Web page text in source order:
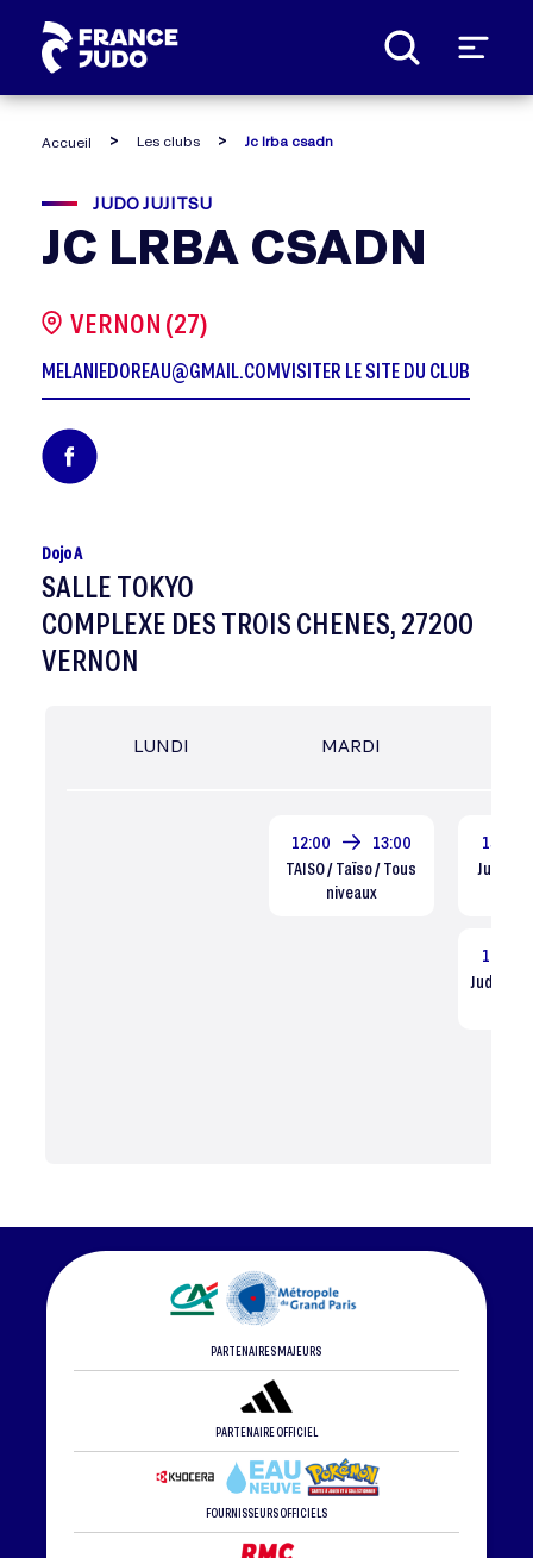
Accueil Les clubs Jc lrba csadn
JUDO JUJITSU
JC LRBA CSADN
VERNON (27)
MELANIEDOREAU@GMAIL.COMVISITER LE SITE DU CLUB
Dojo A
SALLE TOKYO
COMPLEXE DES TROIS CHENES, 27200
VERNON
LUNDI MARDI
12:00
13:00
TAISO / Taïso / Tous
niveaux
15:30
Judo
16:30
Judo
PARTENAIRES MAJEURS
PARTENAIRE OFFICIEL
FOURNISSEURS OFFICIELS